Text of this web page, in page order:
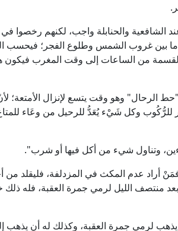
الشافعية والحنابلة واجب، لكنهم رخصوا
بين غروب الشمس وطلوع الفجر؛ فيحسب
من الساعات إلى وقت المغرب
الرحال" وهو وقت يتسع لإنزال الأمتعة؛
للرُّكُوب وكل شَيْء يُعَدُّ للرحيل من وعَاء
وتناول شيء من أكل فيها أو شرب".
فمَنْ أراد عدم المكث في المزدلفة، فليقلد من
منتصف الليل لرمي جمرة العقبة، فله
يذهب لرمي جمرة العقبة، وكذلك له أن